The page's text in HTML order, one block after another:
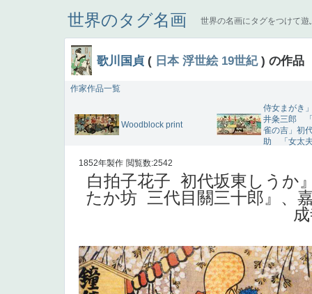
世界のタグ名画 世界の名画にタグをつけて遊
歌川国貞 ( 日本 浮世絵 19世紀) の作品
作家作品一覧
Woodblock print
侍女まがき
井粂三郎
雀の吉」初
助 「女太
1852年製作 閲覧数:2542
白拍子花子 初代坂東しうか
たか坊 三代目關三十郎』、